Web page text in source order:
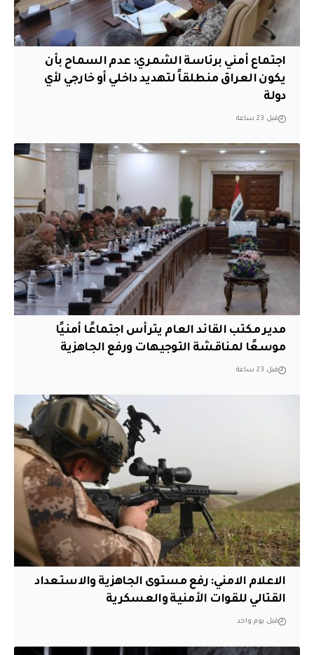
اجتماع أمني برئاسة الشمري: عدم السماح بأن
يكون العراق منطلقاً لتهديد داخلي أو خارجي لأي
دولة
قبل 23 ساعة
مدير مكتب القائد العام يترأس اجتماعًا أمنيًا
موسعًا لمناقشة التوجيهات ورفع الجاهزية
قبل 23 ساعة
الاعلام الامني: رفع مستوى الجاهزية والاستعداد
القتالي للقوات الأمنية والعسكرية
قبل يوم واحد